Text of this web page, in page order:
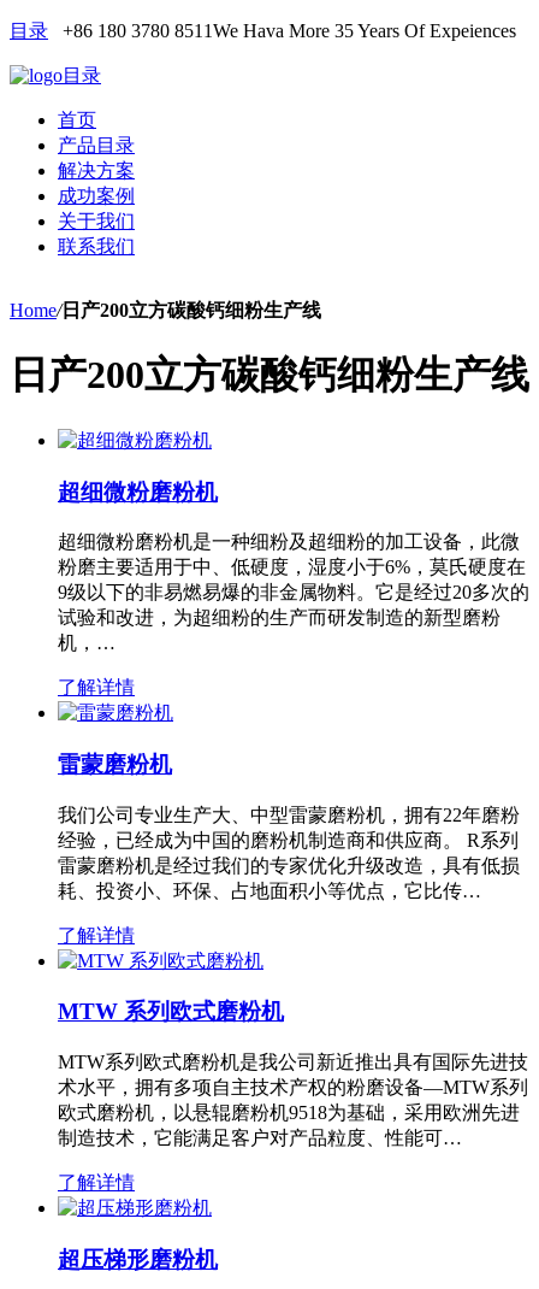
目录 +86 180 3780 8511We Hava More 35 Years Of Expeiences
目录
首页
产品目录
解决方案
成功案例
关于我们
联系我们
Home/日产200立方碳酸钙细粉生产线
日产200立方碳酸钙细粉生产线
超细微粉磨粉机
超细微粉磨粉机是一种细粉及超细粉的加工设备，此微
粉磨主要适用于中、低硬度，湿度小于6%，莫氏硬度在
9级以下的非易燃易爆的非金属物料。它是经过20多次的
试验和改进，为超细粉的生产而研发制造的新型磨粉
机，…
了解详情
雷蒙磨粉机
我们公司专业生产大、中型雷蒙磨粉机，拥有22年磨粉
经验，已经成为中国的磨粉机制造商和供应商。 R系列
雷蒙磨粉机是经过我们的专家优化升级改造，具有低损
耗、投资小、环保、占地面积小等优点，它比传…
了解详情
MTW 系列欧式磨粉机
MTW系列欧式磨粉机是我公司新近推出具有国际先进技
术水平，拥有多项自主技术产权的粉磨设备—MTW系列
欧式磨粉机，以悬辊磨粉机9518为基础，采用欧洲先进
制造技术，它能满足客户对产品粒度、性能可…
了解详情
超压梯形磨粉机